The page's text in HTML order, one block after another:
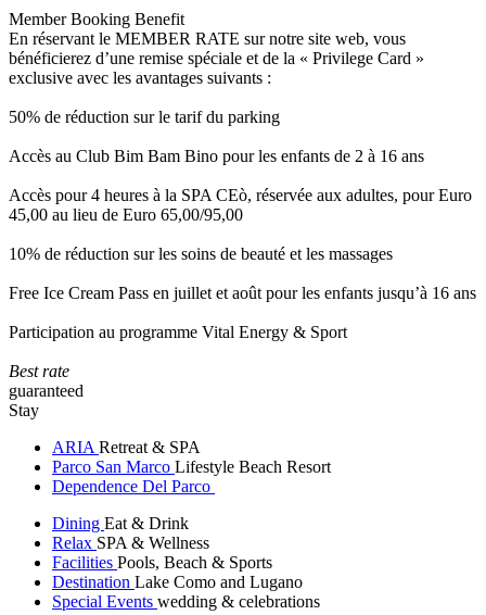
Member Booking Benefit
En réservant le MEMBER RATE sur notre site web, vous
bénéficierez d’une remise spéciale et de la « Privilege Card »
exclusive avec les avantages suivants :
50% de réduction sur le tarif du parking
Accès au Club Bim Bam Bino pour les enfants de 2 à 16 ans
Accès pour 4 heures à la SPA CEò, réservée aux adultes, pour Euro
45,00 au lieu de Euro 65,00/95,00
10% de réduction sur les soins de beauté et les massages
Free Ice Cream Pass en juillet et août pour les enfants jusqu’à 16 ans
Participation au programme Vital Energy & Sport
Best rate
guaranteed
Stay
ARIA Retreat & SPA
Parco San Marco Lifestyle Beach Resort
Dependence Del Parco
Dining Eat & Drink
Relax SPA & Wellness
Facilities Pools, Beach & Sports
Destination Lake Como and Lugano
Special Events wedding & celebrations